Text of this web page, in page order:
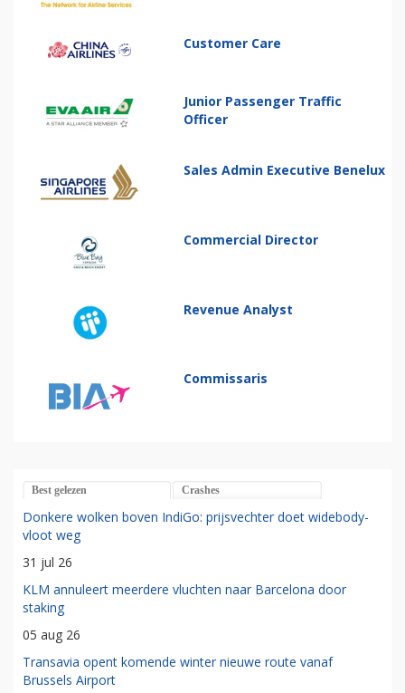
Customer Care
Junior Passenger Traffic
Officer
Sales Admin Executive Benelux
Commercial Director
Revenue Analyst
Commissaris
Best gelezen Crashes
Donkere wolken boven IndiGo: prijsvechter doet widebody-
vloot weg
31 jul 26
KLM annuleert meerdere vluchten naar Barcelona door
staking
05 aug 26
Transavia opent komende winter nieuwe route vanaf
Brussels Airport